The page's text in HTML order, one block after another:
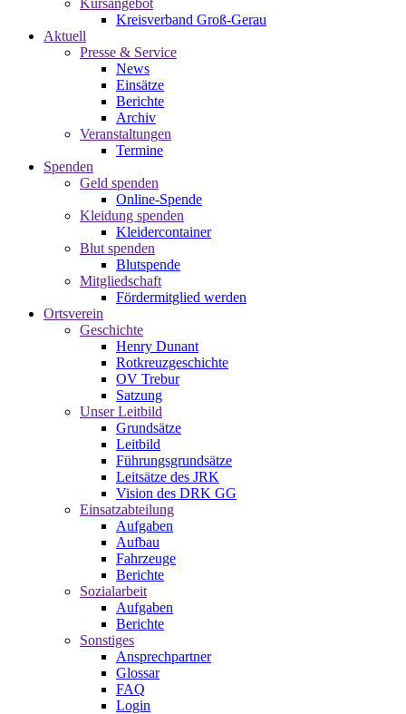
Kursangebot
Kreisverband Groß-Gerau
Aktuell
Presse & Service
News
Einsätze
Berichte
Archiv
Veranstaltungen
Termine
Spenden
Geld spenden
Online-Spende
Kleidung spenden
Kleidercontainer
Blut spenden
Blutspende
Mitgliedschaft
Fördermitglied werden
Ortsverein
Geschichte
Henry Dunant
Rotkreuzgeschichte
OV Trebur
Satzung
Unser Leitbild
Grundsätze
Leitbild
Führungsgrundsätze
Leitsätze des JRK
Vision des DRK GG
Einsatzabteilung
Aufgaben
Aufbau
Fahrzeuge
Berichte
Sozialarbeit
Aufgaben
Berichte
Sonstiges
Ansprechpartner
Glossar
FAQ
Login